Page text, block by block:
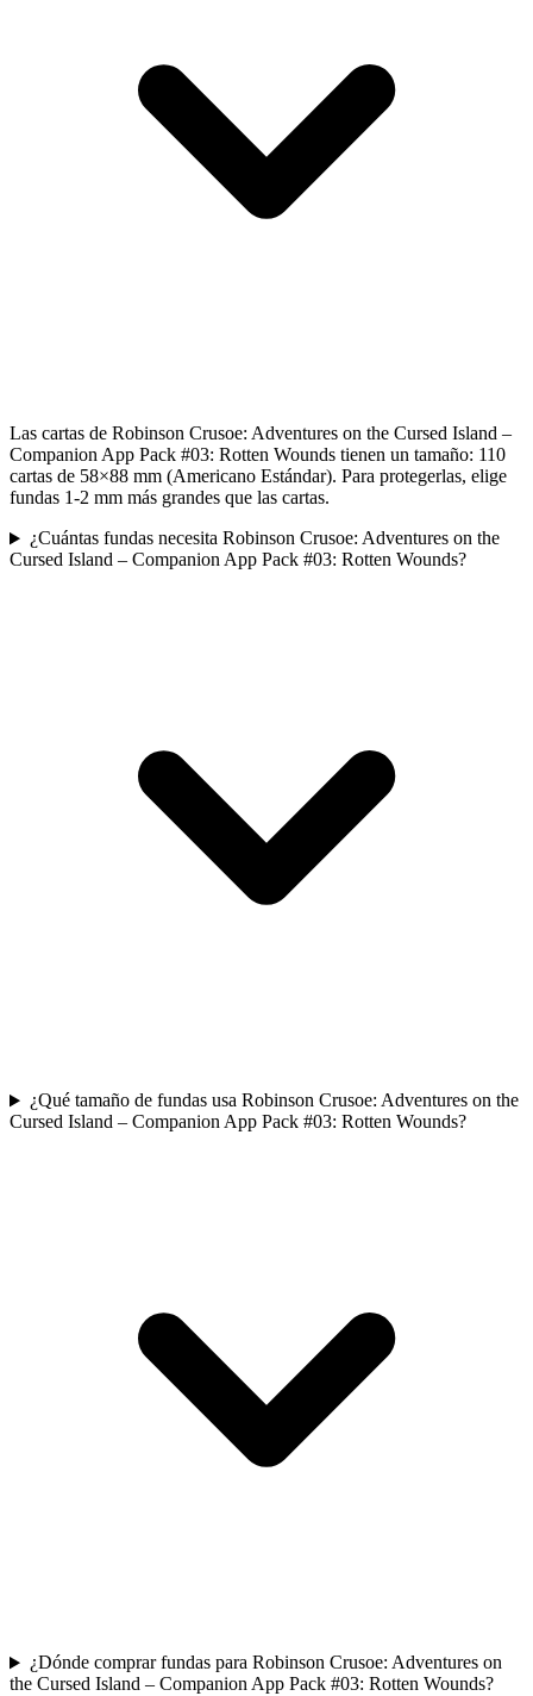
Las cartas de Robinson Crusoe: Adventures on the Cursed Island –
Companion App Pack #03: Rotten Wounds tienen un tamaño: 110
cartas de 58×88 mm (Americano Estándar). Para protegerlas, elige
fundas 1-2 mm más grandes que las cartas.
¿Cuántas fundas necesita Robinson Crusoe: Adventures on the
Cursed Island – Companion App Pack #03: Rotten Wounds?
¿Qué tamaño de fundas usa Robinson Crusoe: Adventures on the
Cursed Island – Companion App Pack #03: Rotten Wounds?
¿Dónde comprar fundas para Robinson Crusoe: Adventures on
the Cursed Island – Companion App Pack #03: Rotten Wounds?